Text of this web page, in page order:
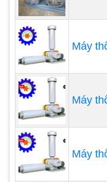
khí: phạm vi
hơn, dòng
lực ít hơnMáy
Máy
Máy